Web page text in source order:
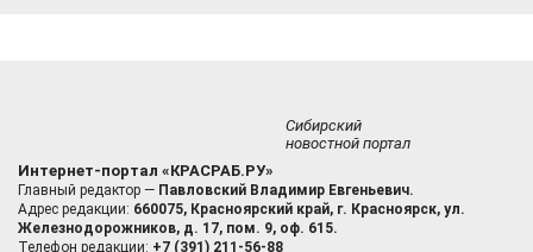
Сибирский
новостной портал
Интернет-портал «КРАСРАБ.РУ»
Главный редактор — Павловский Владимир Евгеньевич.
Адрес редакции: 660075, Красноярский край, г. Красноярск, ул.
Железнодорожников, д. 17, пом. 9, оф. 615.
Телефон редакции: +7 (391) 211-56-88